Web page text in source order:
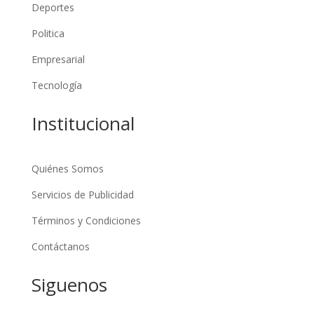
Deportes
Politica
Empresarial
Tecnología
Institucional
Quiénes Somos
Servicios de Publicidad
Términos y Condiciones
Contáctanos
Siguenos